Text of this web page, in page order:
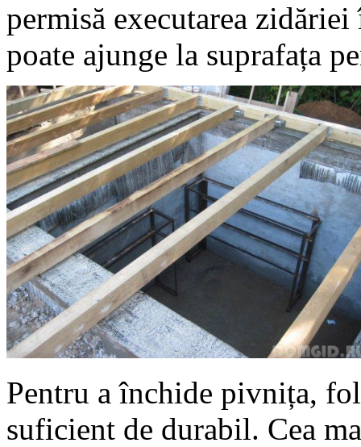
permisă executarea
poate ajunge la suprafața
Pentru a închide pivnița,
suficient de durabil. Cea